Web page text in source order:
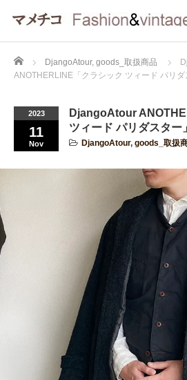
Home DjangoAtour, goods_取扱商品
ANOTHERLINE「クラシック ツィード パリ
2023
11
Nov
DjangoAtour
ツィード パリダスター
DjangoAtour, goods_取扱